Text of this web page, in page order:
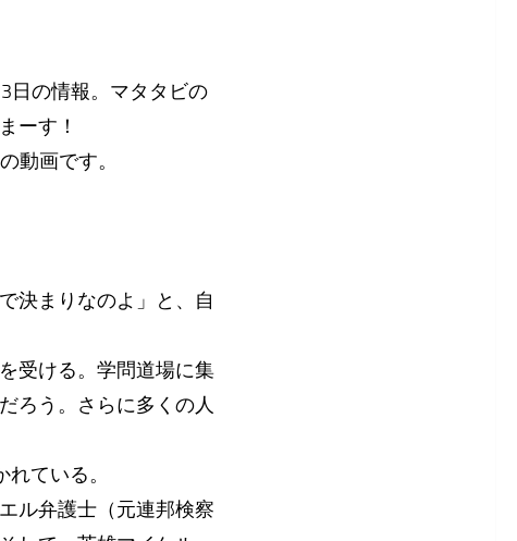
日の情報。マタタビの
ーす！
動画です。
決まりなのよ」と、自
受ける。学問道場に集
ろう。さらに多くの人
ている。
ル弁護士（元連邦検察